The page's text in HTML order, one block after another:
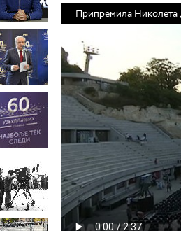
Припремила Николета